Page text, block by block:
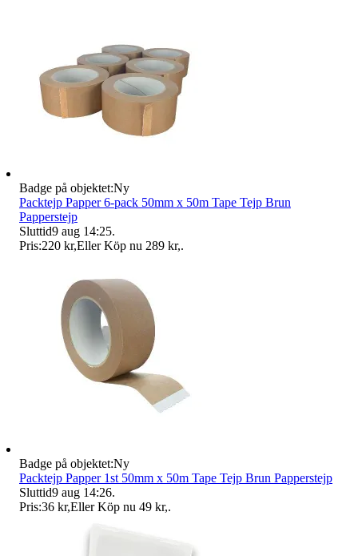
Badge på objektet:Ny
Packtejp Papper 6-pack 50mm x 50m Tape Tejp Brun
Papperstejp
Sluttid9 aug 14:25.
Pris:220 kr,Eller Köp nu 289 kr,.
Badge på objektet:Ny
Packtejp Papper 1st 50mm x 50m Tape Tejp Brun Papperstejp
Sluttid9 aug 14:26.
Pris:36 kr,Eller Köp nu 49 kr,.